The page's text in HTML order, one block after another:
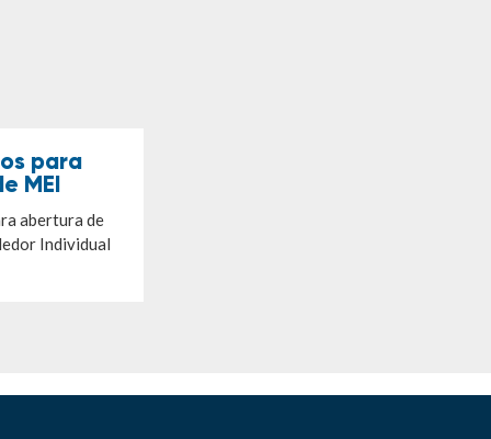
para
MEI
abertura de
Individual